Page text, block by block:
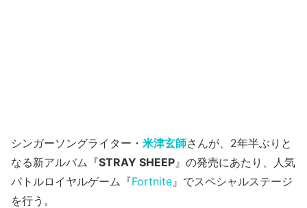
シンガーソングライター・ 米津玄師さんが、2年半ぶりと
なる新アルバム『STRAY SHEEP』の発売にあたり、人気
バトルロイヤルゲーム『Fortnite』でスペシャルステージ
を行う。